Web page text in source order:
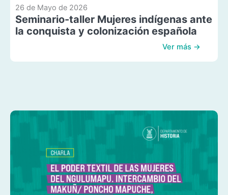
26 de Mayo de 2026
Seminario-taller Mujeres indígenas ante
la conquista y colonización española
Ver más →